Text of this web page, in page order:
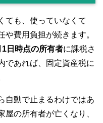
ても、使っていなくて
や費用負担が続きます。
1日時点の所有者に課税さ
であれば、固定資産税に
自動で止まるわけではあ
屋の所有者が亡くなり、